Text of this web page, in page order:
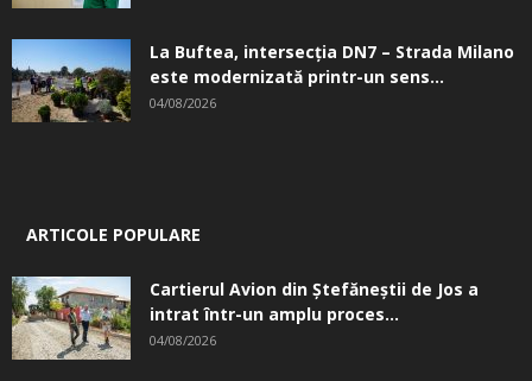
La Buftea, intersecţia DN7 – Strada Milano
este modernizată printr-un sens...
04/08/2026
ARTICOLE POPULARE
Cartierul Avion din Ştefăneştii de Jos a
intrat într-un amplu proces...
04/08/2026